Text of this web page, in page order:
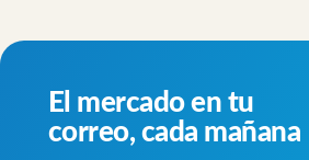
El mercado en tu
correo, cada mañana